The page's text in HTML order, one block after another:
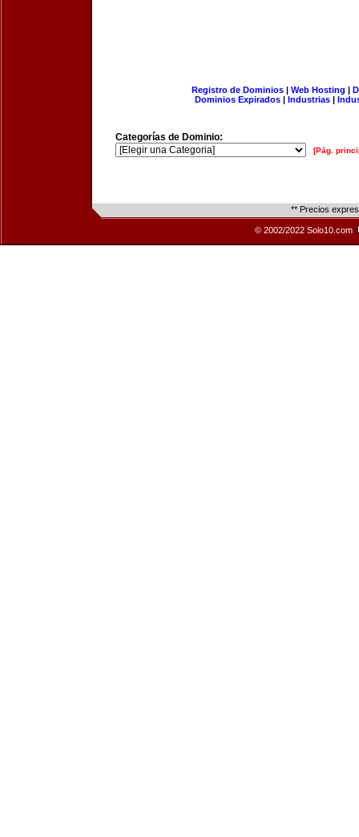
Registro de Dominios| Web Hosting |
Dominios Expirados | Industrias |
Categorías de Dominio:
[Pág.
** Precios
© 2002/2022 Solo10.com